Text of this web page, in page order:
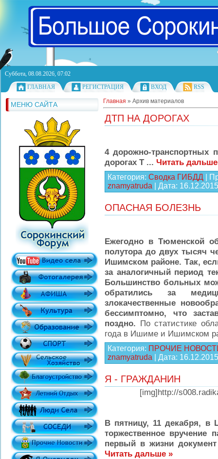
Суббота, 08.08.2026, 07:02
ГЛАВНАЯ
РЕГИСТРАЦИЯ ВХОД RSS
МЕНЮ САЙТА Главная » Архив материалов
ДТП НА ДОРОГАХ
4 дорожно-транспортных
дорогах Т ... Читать
Категория: Сводка ГИБДД |
znamyatruda | Дата: 16.12.2015
ОПАСНАЯ БОЛЕЗНЬ
Ежегодно в Тюменской
полутора до двух тысяч
Ишимском районе. Так,
за аналогичный период
Большинство больных
обратились за
злокачественные
бессимптомно, что
поздно. По статистике
года в Ишиме и Ишимском
Категория: ПРОЧИЕ
znamyatruda | Дата: 16.12.2015
Я - ГРАЖДАНИН
[img]http://
В пятницу, 11 декабря, в
торжественное
первый в жизни
Читать дальше »